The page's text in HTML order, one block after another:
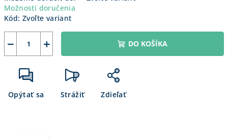
Možnosti doručenia
Kód: Zvoľte variant
+
− DO KOŠÍKA
Opýtať sa Strážiť Zdieľať